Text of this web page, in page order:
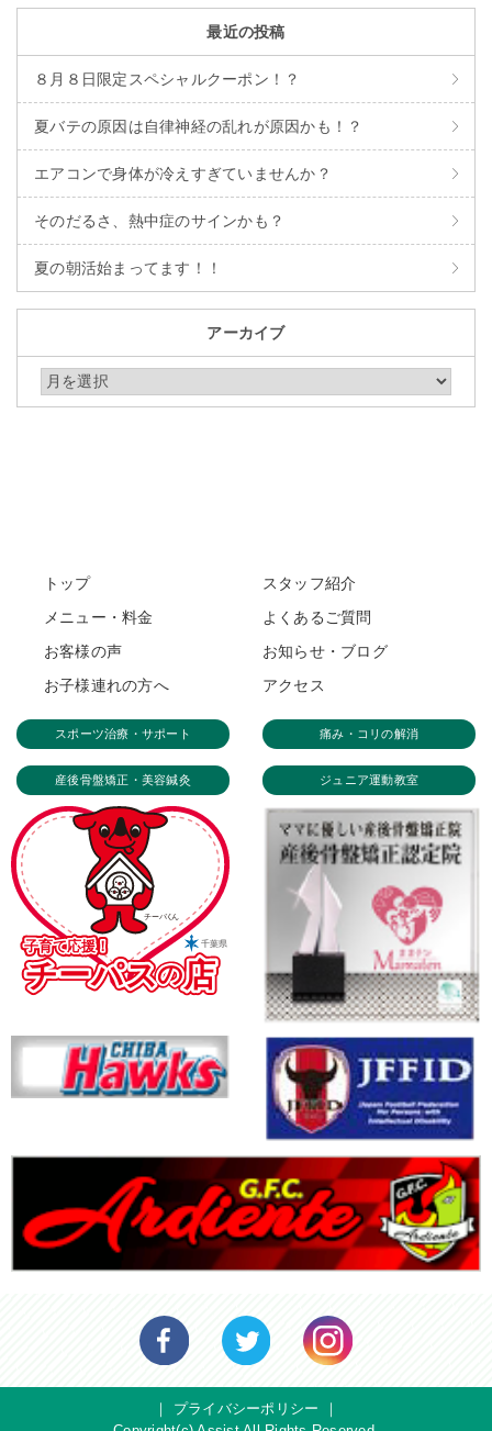
最近の投稿
８月８日限定スペシャルクーポン！？
夏バテの原因は自律神経の乱れが原因かも！？
エアコンで身体が冷えすぎていませんか？
そのだるさ、熱中症のサインかも？
夏の朝活始まってます！！
アーカイブ
アーカイブ
トップ
スタッフ紹介
メニュー・料金
よくあるご質問
お客様の声
お知らせ・ブログ
お子様連れの方へ
アクセス
スポーツ治療・サポート 痛み・コリの解消
産後骨盤矯正・美容鍼灸 ジュニア運動教室
｜ プライバシーポリシー ｜